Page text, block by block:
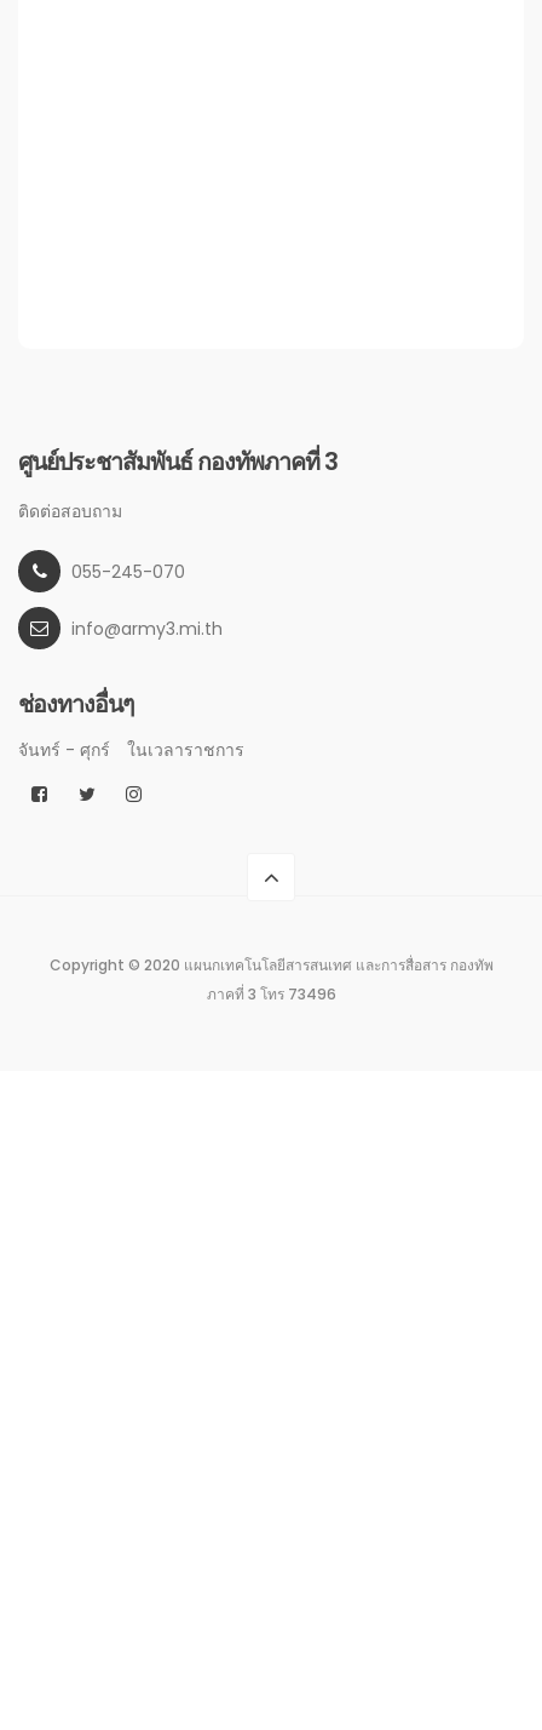
ศูนย์ประชาสัมพันธ์ กองทัพภาคที่ 3
ติดต่อสอบถาม
055-245-070
info@army3.mi.th
ช่องทางอื่นๆ
จันทร์ - ศุกร์ ในเวลาราชการ
Copyright © 2020 แผนกเทคโนโลยีสารสนเทศ และการสื่อสาร กองทัพ
ภาคที่ 3 โทร 73496